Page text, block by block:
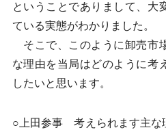
ということでありまして、大
ている実態がわかりました。
そこで、このように卸売市
な理由を当局はどのように考
したいと思います。
○上田参事 考えられます主な